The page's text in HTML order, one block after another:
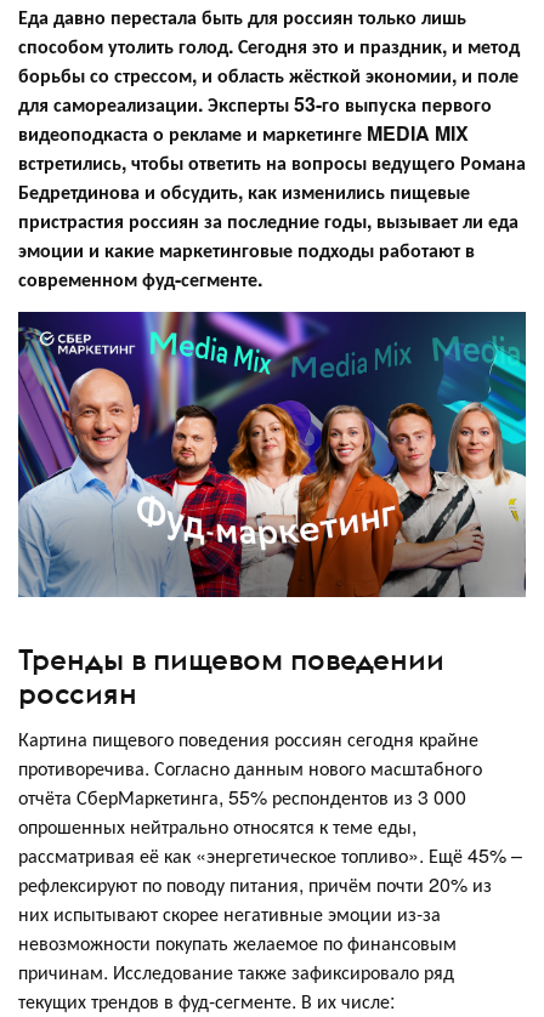
Еда давно перестала быть для россиян только лишь
способом утолить голод. Сегодня это и праздник, и метод
борьбы со стрессом, и область жёсткой экономии, и поле
для самореализации. Эксперты 53-го выпуска первого
видеоподкаста о рекламе и маркетинге MEDIA MIX
встретились, чтобы ответить на вопросы ведущего Романа
Бедретдинова и обсудить, как изменились пищевые
пристрастия россиян за последние годы, вызывает ли еда
эмоции и какие маркетинговые подходы работают в
современном фуд-сегменте.
Тренды в пищевом поведении
россиян
Картина пищевого поведения россиян сегодня крайне
противоречива. Согласно данным нового масштабного
отчёта СберМаркетинга, 55% респондентов из 3 000
опрошенных нейтрально относятся к теме еды,
рассматривая её как «энергетическое топливо». Ещё 45% –
рефлексируют по поводу питания, причём почти 20% из
них испытывают скорее негативные эмоции из-за
невозможности покупать желаемое по финансовым
причинам. Исследование также зафиксировало ряд
текущих трендов в фуд-сегменте. В их числе: